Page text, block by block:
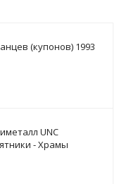
(купонов) 1993
UNC
- Храмы